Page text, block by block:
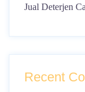
Jual Deterjen
Recent